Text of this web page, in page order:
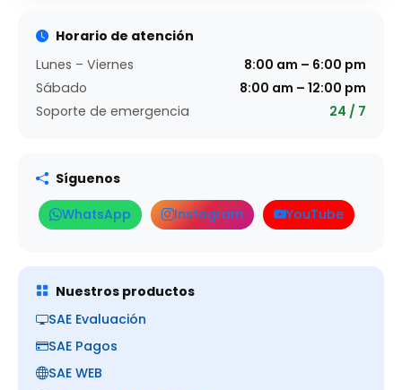
Horario de atención
Lunes – Viernes
8:00 am – 6:00 pm
Sábado
8:00 am – 12:00 pm
Soporte de emergencia
24 / 7
Síguenos
WhatsApp Instagram YouTube
Nuestros productos
SAE Evaluación
SAE Pagos
SAE WEB